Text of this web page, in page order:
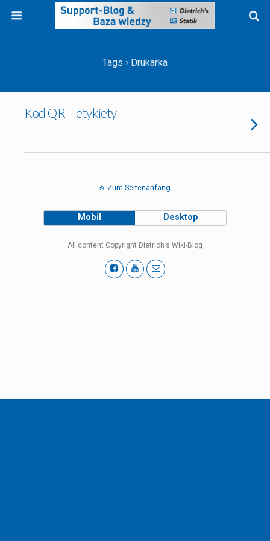
Tags › Drukarka
Kod QR – etykiety
Zum Seitenanfang
Mobil Desktop
All content Copyright Dietrich's Wiki-Blog